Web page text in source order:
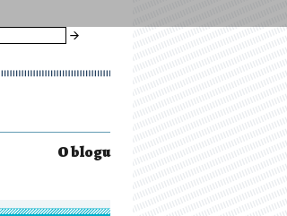
O blogu